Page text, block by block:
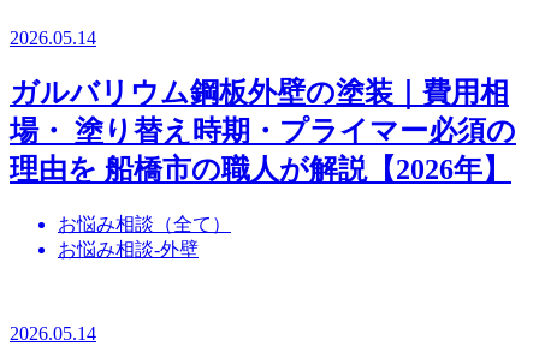
2026.05.14
ガルバリウム鋼板外壁の塗装｜費用相
場・ 塗り替え時期・プライマー必須の
理由を 船橋市の職人が解説【2026年】
お悩み相談（全て）
お悩み相談-外壁
2026.05.14